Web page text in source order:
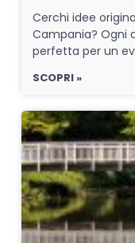
Cerchi idee
Campania? Ogni
perfetta per un
SCOPRI »